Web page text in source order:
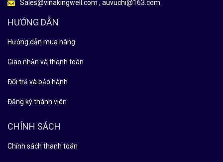
Sales@vinakingwell.com , auvuchi@163.com
HƯỚNG DẪN
Hướng dẫn mua hàng
Giao nhận và thanh toán
Đổi trả và bảo hành
Đăng ký thành viên
CHÍNH SÁCH
Chính sách thanh toán